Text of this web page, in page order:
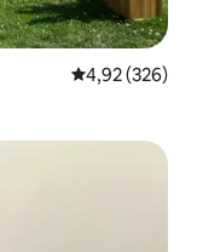
Gemiddelde
4,92 (326)